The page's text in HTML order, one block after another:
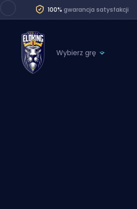
100% gwarancja satysfakcji
Wybierz grę